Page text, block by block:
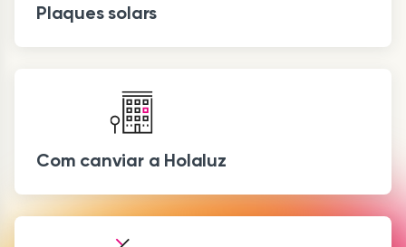
Plaques solars
Com canviar a Holaluz